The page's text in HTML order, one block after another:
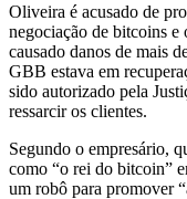
Oliveira é acusado de
negociação de bitcoins e
causado danos de mais
GBB estava em
sido autorizado pela
ressarcir os clientes.
Segundo o empresário,
como “o rei do bitcoin”
um robô para promover